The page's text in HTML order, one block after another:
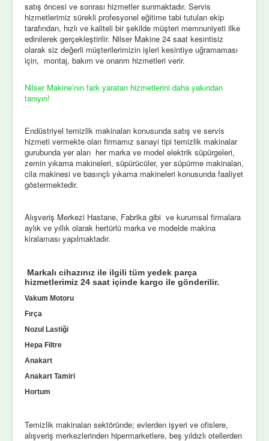
satış öncesi ve sonrası hizmetler sunmaktadır. Servis
hizmetlerimiz sürekli profesyonel eğitime tabi tutulan ekip
tarafından, hızlı ve kaliteli bir şekilde müşteri memnuniyeti ilke
edinilerek gerçekleştirilir. Nilser Makine 24 saat kesintisiz
olarak siz değerli müşterilerimizin işleri kesintiye uğramaması
için, montaj, bakım ve onarım hizmetleri verir.
Nilser Makine’nın fark yaratan hizmetlerini daha yakından
tanıyın!
Endüstriyel temizlik makinaları konusunda satış ve servis
hizmeti vermekte olan firmamız sanayi tipi temizlik makinalar
gurubunda yer alan her marka ve model elektrik süpürgeleri,
zemin yıkama makineleri, süpürücüler, yer süpürme makinaları,
cila makinesi ve basınçlı yıkama makineleri konusunda faaliyet
göstermektedir.
Alışveriş Merkezi Hastane, Fabrika gibi ve kurumsal firmalara
aylık ve yıllık olarak hertürlü marka ve modelde makina
kiralaması yapılmaktadır.
Markalı cihazınız ile ilgili tüm yedek parça
hizmetlerimiz 24 saat içinde kargo ile gönderilir.
Vakum Motoru
Fırça
Nozul Lastiği
Hepa Filtre
Anakart
Anakart Tamiri
Hortum
Temizlik makinaları sektöründe; evlerden işyeri ve ofislere,
alışveriş merkezlerinden hipermarketlere, beş yıldızlı otellerden